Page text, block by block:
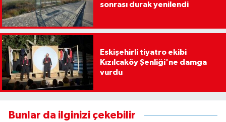
sonrası durak yenilendi
Eskişehirli tiyatro ekibi
Kızılcaköy Şenliği'ne damga
vurdu
Bunlar da ilginizi çekebilir